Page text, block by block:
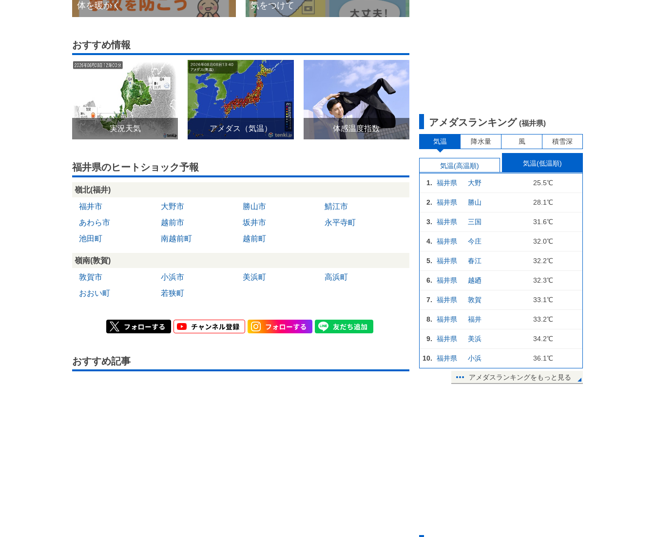
体を暖かく
気をつけて
おすすめ情報
実況天気 アメダス（気温） 体感温度指数
福井県のヒートショック予報
嶺北(福井)
福井市
大野市 勝山市
鯖江市
あわら市
越前市 坂井市
永平寺町
池田町
南越前町 越前町
嶺南(敦賀)
敦賀市
小浜市 美浜町
高浜町
おおい町
若狭町
おすすめ記事
アメダスランキング (福井県)
気温 降水量 風 積雪深
気温(高温順) 気温(低温順)
1. 福井県 大野 25.5℃
2. 福井県 勝山 28.1℃
3. 福井県 三国 31.6℃
4. 福井県 今庄 32.0℃
5. 福井県 春江 32.2℃
6. 福井県 越廼 32.3℃
7. 福井県 敦賀 33.1℃
8. 福井県 福井 33.2℃
9. 福井県 美浜 34.2℃
10. 福井県 小浜 36.1℃
アメダスランキングをもっと見る